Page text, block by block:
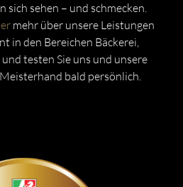
sich sehen – und schmecken.
mehr über unsere Leistungen
in den Bereichen Bäckerei,
testen Sie uns und unsere
bald persönlich.